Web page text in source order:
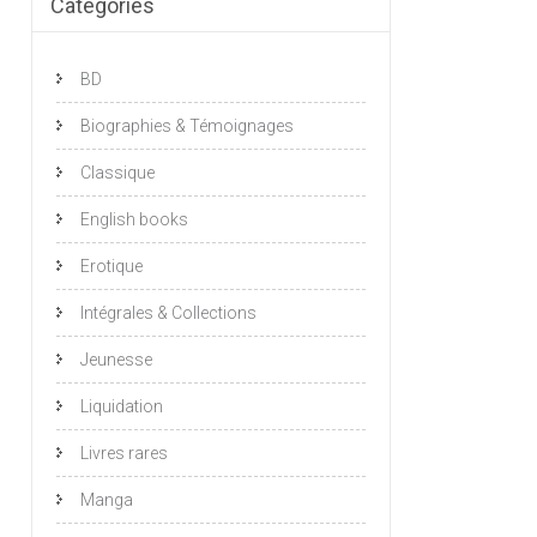
BD
Biographies & Témoignages
Classique
English books
Erotique
Intégrales & Collections
Jeunesse
Liquidation
Livres rares
Manga